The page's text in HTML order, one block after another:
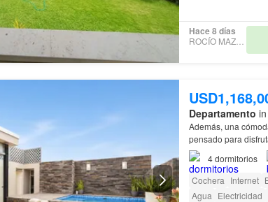
Hace 8 días
ROCÍO MAZZETTI
Departamento
Además, una
pensado para
4dormitorios
Cochera Internet
Agua Electricidad